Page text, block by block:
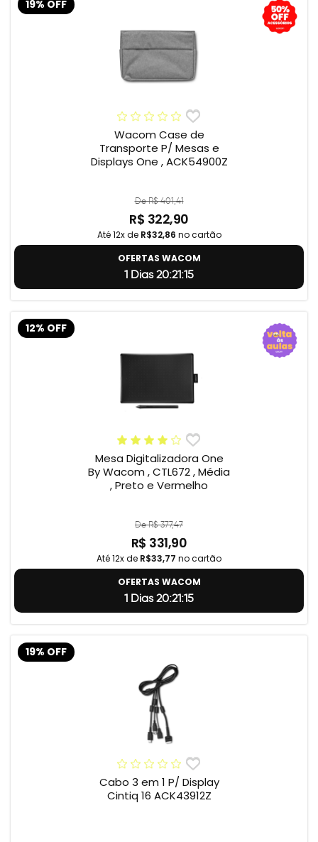
19% OFF
Wacom Case de
Transporte P/ Mesas e
Displays One , ACK54900Z
De R$ 401,41
R$ 322,90
Até 12x de R$32,86 no cartão
OFERTAS WACOM
1 Dias 20:21:14
12% OFF
Mesa Digitalizadora One
By Wacom , CTL672 , Média
, Preto e Vermelho
De R$ 377,47
R$ 331,90
Até 12x de R$33,77 no cartão
OFERTAS WACOM
1 Dias 20:21:14
19% OFF
Cabo 3 em 1 P/ Display
Cintiq 16 ACK43912Z